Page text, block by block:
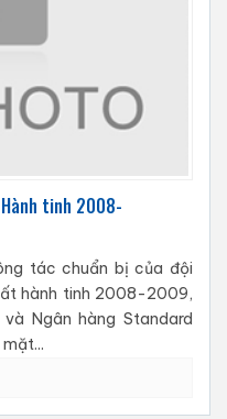
tinh 2008-
tác chuẩn bị của đội
hành tinh 2008-2009,
Ngân hàng Standard